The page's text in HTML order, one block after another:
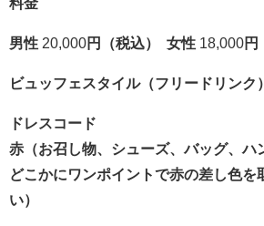
男性 20,000円（税込） 女性 18,000円
ビュッフェスタイル（フリードリンク）
ドレスコード
赤（お召し物、シューズ、バッグ、ハ
どこかにワンポイントで赤の差し色を
い）